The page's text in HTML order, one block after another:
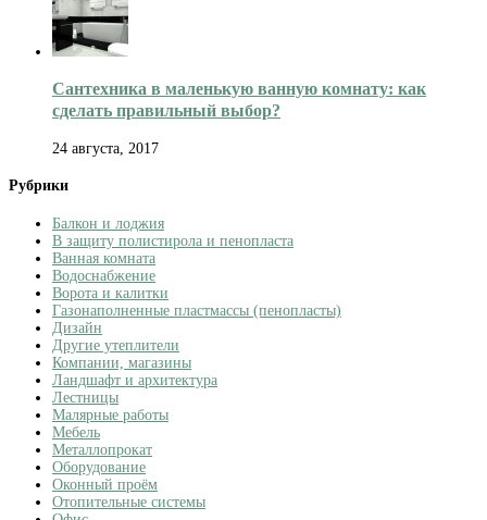
Сантехника в маленькую ванную комнату: как
сделать правильный выбор?
24 августа, 2017
Рубрики
Балкон и лоджия
В защиту полистирола и пенопласта
Ванная комната
Водоснабжение
Ворота и калитки
Газонаполненные пластмассы (пенопласты)
Дизайн
Другие утеплители
Компании, магазины
Ландшафт и архитектура
Лестницы
Малярные работы
Мебель
Металлопрокат
Оборудование
Оконный проём
Отопительные системы